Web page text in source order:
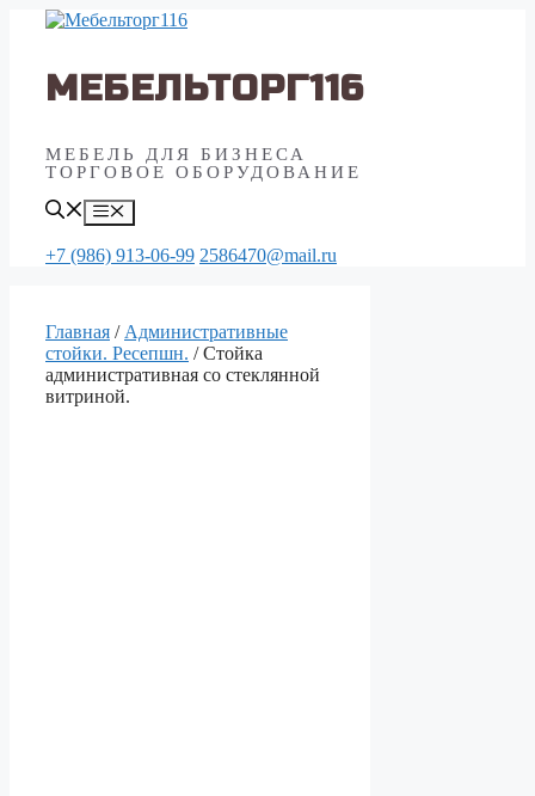
Перейти
МЕБЕЛЬТОРГ116
МЕБЕЛЬ ДЛЯ БИЗНЕСА
ТОРГОВОЕ ОБОРУДОВАНИЕ
Меню
+7 (986) 913-06-99 2586470@mail.ru
Главная / Aдминистративные
стойки. Ресепшн. / Стойка
административная со стеклянной
витриной.